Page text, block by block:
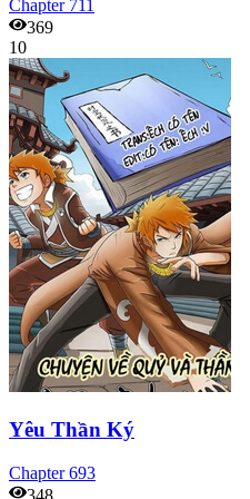
Chapter 711
369
10
Yêu Thần Ký
Chapter693
348